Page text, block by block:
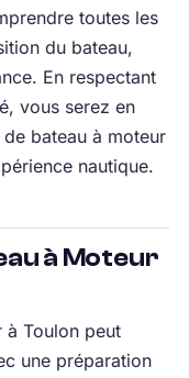
toutes les
du bateau,
En respectant
vous serez en
bateau à moteur
nautique.
à Moteur
à Toulon peut
une préparation